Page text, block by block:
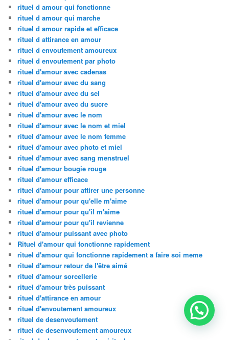
rituel d amour qui fonctionne
rituel d amour qui marche
rituel d amour rapide et efficace
rituel d attirance en amour
rituel d envoutement amoureux
rituel d envoutement par photo
rituel d'amour avec cadenas
rituel d'amour avec du sang
rituel d'amour avec du sel
rituel d'amour avec du sucre
rituel d'amour avec le nom
rituel d'amour avec le nom et miel
rituel d'amour avec le nom femme
rituel d'amour avec photo et miel
rituel d'amour avec sang menstruel
rituel d'amour bougie rouge
rituel d'amour efficace
rituel d'amour pour attirer une personne
rituel d'amour pour qu'elle m'aime
rituel d'amour pour qu'il m'aime
rituel d'amour pour qu'il revienne
rituel d'amour puissant avec photo
Rituel d'amour qui fonctionne rapidement
rituel d'amour qui fonctionne rapidement a faire soi meme
rituel d'amour retour de l'être aimé
rituel d'amour sorcellerie
rituel d'amour très puissant
rituel d'attirance en amour
rituel d'envoutement amoureux
rituel de desenvoutement
rituel de desenvoutement amoureux